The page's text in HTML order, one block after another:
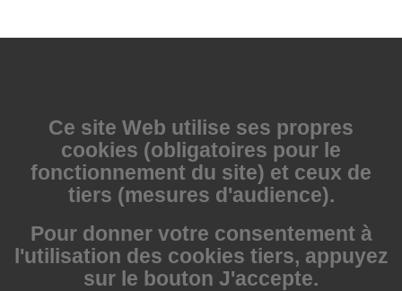
Ce site Web utilise ses propres
cookies (obligatoires pour le
fonctionnement du site) et ceux de
tiers (mesures d'audience).
Pour donner votre consentement à
l'utilisation des cookies tiers, appuyez
sur le bouton J'accepte.